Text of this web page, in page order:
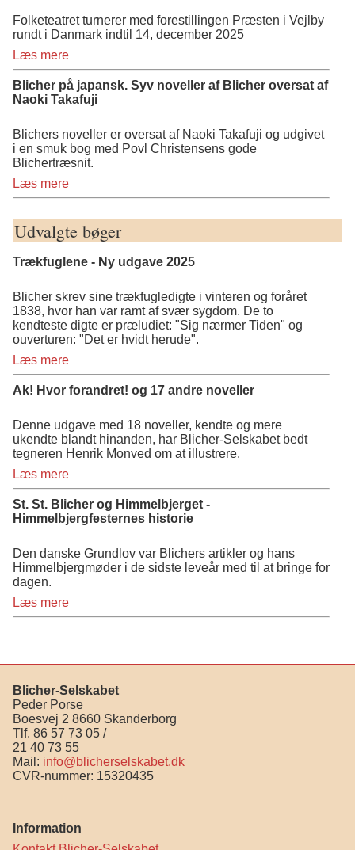
Folketeatret turnerer med forestillingen Præsten i Vejlby
rundt i Danmark indtil 14, december 2025
Læs mere
Blicher på japansk. Syv noveller af Blicher oversat af
Naoki Takafuji
Blichers noveller er oversat af Naoki Takafuji og udgivet
i en smuk bog med Povl Christensens gode
Blichertræsnit.
Læs mere
Udvalgte bøger
Trækfuglene - Ny udgave 2025
Blicher skrev sine trækfugledigte i vinteren og foråret
1838, hvor han var ramt af svær sygdom. De to
kendteste digte er præludiet: "Sig nærmer Tiden" og
ouverturen: "Det er hvidt herude".
Læs mere
Ak! Hvor forandret! og 17 andre noveller
Denne udgave med 18 noveller, kendte og mere
ukendte blandt hinanden, har Blicher-Selskabet bedt
tegneren Henrik Monved om at illustrere.
Læs mere
St. St. Blicher og Himmelbjerget -
Himmelbjergfesternes historie
Den danske Grundlov var Blichers artikler og hans
Himmelbjergmøder i de sidste leveår med til at bringe for
dagen.
Læs mere
Blicher-Selskabet
Peder Porse
Boesvej 2 8660 Skanderborg
Tlf. 86 57 73 05 /
21 40 73 55
Mail: info@blicherselskabet.dk
CVR-nummer: 15320435
Information